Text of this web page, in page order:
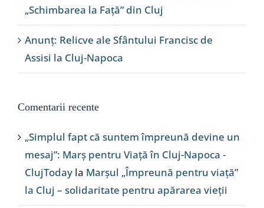
„Schimbarea la Față” din Cluj
Anunț: Relicve ale Sfântului Francisc de
Assisi la Cluj-Napoca
Comentarii recente
„Simplul fapt că suntem împreună devine un
mesaj”: Marș pentru Viață în Cluj-Napoca -
ClujToday la Marșul „Împreună pentru viață”
la Cluj – solidaritate pentru apărarea vieții